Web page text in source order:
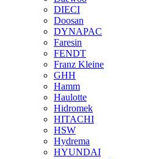
DIECI
Doosan
DYNAPAC
Faresin
FENDT
Franz Kleine
GHH
Hamm
Haulotte
Hidromek
HITACHI
HSW
Hydrema
HYUNDAI